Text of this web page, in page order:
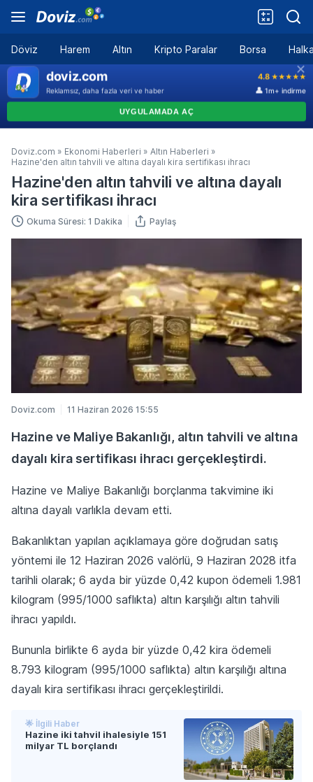
Döviz Harem Altın Kripto Paralar Borsa
Doviz.com » Ekonomi Haberleri » Altın Haberleri »
Hazine'den altın tahvili ve altına dayalı kira sertifikası ihracı
Hazine'den altın tahvili ve altına dayalı
kira sertifikası ihracı
Okuma Süresi: 1 Dakika Paylaş
Doviz.com 11 Haziran 2026 15:55
Hazine ve Maliye Bakanlığı, altın tahvili ve altına
dayalı kira sertifikası ihracı gerçekleştirdi.
Hazine ve Maliye Bakanlığı borçlanma takvimine iki
altına dayalı varlıkla devam etti.
Bakanlıktan yapılan açıklamaya göre doğrudan satış
yöntemi ile 12 Haziran 2026 valörlü, 9 Haziran 2028 itfa
tarihli olarak; 6 ayda bir yüzde 0,42 kupon ödemeli 1.981
kilogram (995/1000 saflıkta) altın karşılığı altın tahvili
ihracı yapıldı.
Bununla birlikte 6 ayda bir yüzde 0,42 kira ödemeli
8.793 kilogram (995/1000 saflıkta) altın karşılığı altına
dayalı kira sertifikası ihracı gerçekleştirildi.
🌟 İlgili Haber
Hazine iki tahvil ihalesiyle 151
milyar TL borçlandı